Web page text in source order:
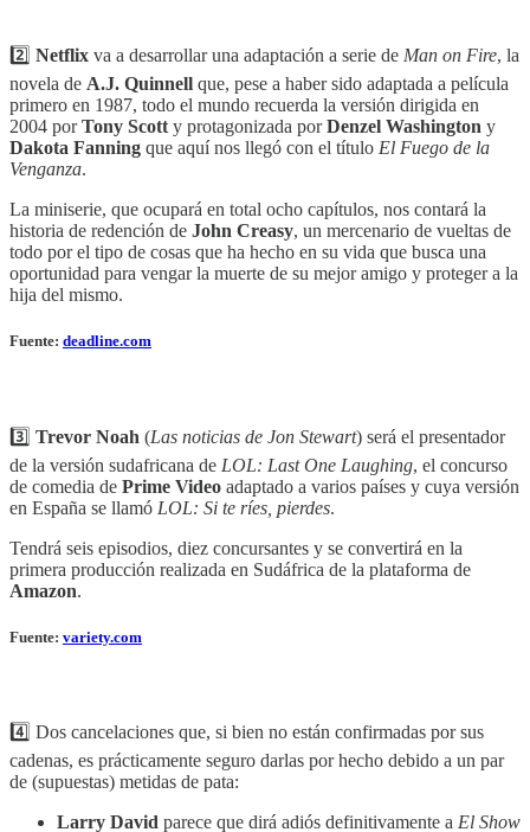
2️⃣ Netflix va a desarrollar una adaptación a serie de Man on Fire, la
novela de A.J. Quinnell que, pese a haber sido adaptada a película
primero en 1987, todo el mundo recuerda la versión dirigida en
2004 porTony Scott y protagonizada porDenzel Washington y
Dakota Fanning que aquí nos llegó con el título El Fuego de la
Venganza.
La miniserie, que ocupará en total ocho capítulos, nos contará la
historia de redención de John Creasy, un mercenario de vueltas de
todo por el tipo de cosas que ha hecho en su vida que busca una
oportunidad para vengar la muerte de su mejor amigo y proteger a la
hija del mismo.
Fuente: deadline.com
3️⃣ Trevor Noah (Las noticias de Jon Stewart) será el presentador
de la versión sudafricana de LOL: Last One Laughing, el concurso
de comedia de Prime Video adaptado a varios países y cuya versión
en España se llamó LOL: Si te ríes, pierdes.
Tendrá seis episodios, diez concursantes y se convertirá en la
primera producción realizada en Sudáfrica de la plataforma de
Amazon.
Fuente: variety.com
4️⃣ Dos cancelaciones que, si bien no están confirmadas por sus
cadenas, es prácticamente seguro darlas por hecho debido a un par
de (supuestas) metidas de pata:
Larry David parece que dirá adiós definitivamente a El Show